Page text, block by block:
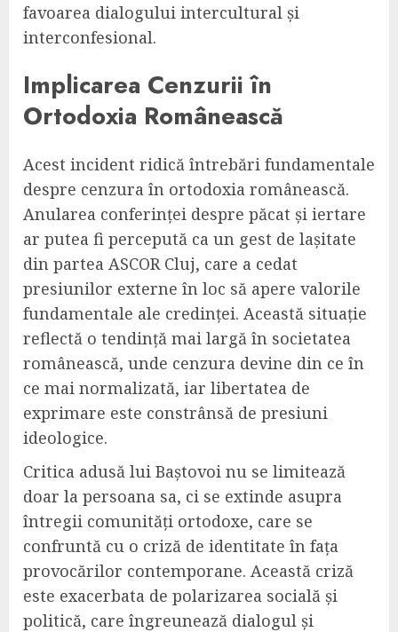
favoarea dialogului intercultural și
interconfesional.
Implicarea Cenzurii în
Ortodoxia Românească
Acest incident ridică întrebări fundamentale
despre cenzura în ortodoxia românească.
Anularea conferinței despre păcat și iertare
ar putea fi percepută ca un gest de lașitate
din partea ASCOR Cluj, care a cedat
presiunilor externe în loc să apere valorile
fundamentale ale credinței. Această situație
reflectă o tendință mai largă în societatea
românească, unde cenzura devine din ce în
ce mai normalizată, iar libertatea de
exprimare este constrânsă de presiuni
ideologice.
Critica adusă lui Baștovoi nu se limitează
doar la persoana sa, ci se extinde asupra
întregii comunități ortodoxe, care se
confruntă cu o criză de identitate în fața
provocărilor contemporane. Această criză
este exacerbata de polarizarea socială și
politică, care îngreunează dialogul și